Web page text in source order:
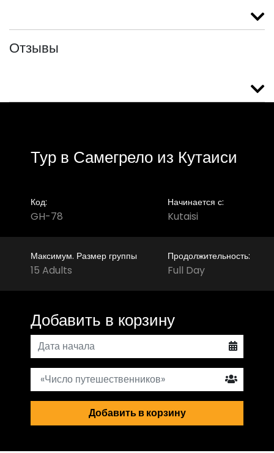
Отзывы
Тур в Самегрело из Кутаиси
Код:
GH-78
Начинается с:
Kutaisi
Максимум. Размер группы
15 Adults
Продолжительность:
Full Day
Добавить в корзину
Добавить в корзину